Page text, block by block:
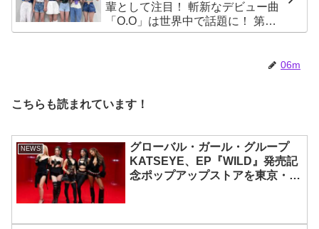
輩として注目！ 斬新なデビュー曲
「O.O」は世界中で話題に！ 第４
世代を代表する美女ソリュンをは
06m
こちらも読まれています！
NEWS
グローバル・ガール・グループ
KATSEYE、EP『WILD』発売記
念ポップアップストアを東京・原